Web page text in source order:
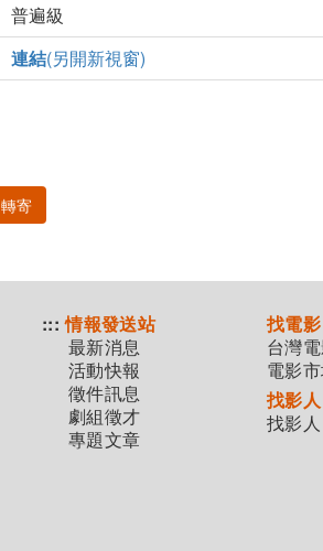
普遍級
連結(另開新視窗)
轉寄
::: 情報發送站
最新消息
活動快報
徵件訊息
劇組徵才
專題文章
找電影
台灣
電影
找影人
找影人